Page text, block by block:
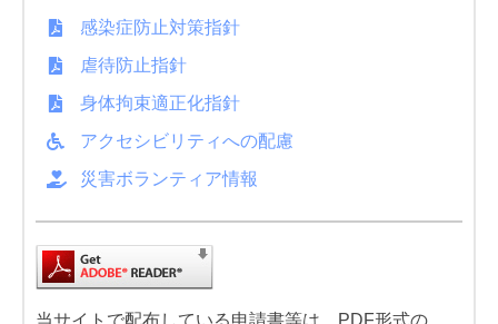
感染症防止対策指針
虐待防止指針
身体拘束適正化指針
アクセシビリティへの配慮
災害ボランティア情報
当サイトで配布している申請書等は、PDF形式の